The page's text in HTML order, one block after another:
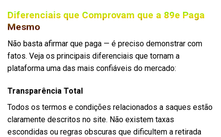
Diferenciais que Comprovam que a 89e Paga
Mesmo
Não basta afirmar que paga — é preciso demonstrar com
fatos. Veja os principais diferenciais que tornam a
plataforma uma das mais confiáveis do mercado:
Transparência Total
Todos os termos e condições relacionados a saques estão
claramente descritos no site. Não existem taxas
escondidas ou regras obscuras que dificultem a retirada